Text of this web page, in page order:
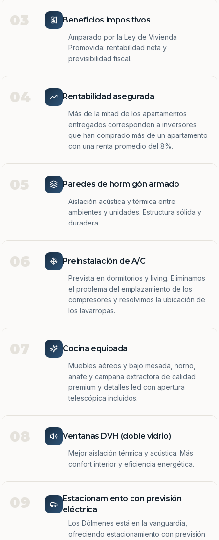
03 Beneficios impositivos
Amparado por la Ley de Vivienda
Promovida: rentabilidad neta y
previsibilidad fiscal.
04 Rentabilidad asegurada
Más de la mitad de los apartamentos
entregados corresponden a inversores
que han comprado más de un apartamento
con una renta promedio del 8%.
05 Paredes de hormigón armado
Aislación acústica y térmica entre
ambientes y unidades. Estructura sólida y
duradera.
06 Preinstalación de A/C
Prevista en dormitorios y living. Eliminamos
el problema del emplazamiento de los
compresores y resolvimos la ubicación de
los lavarropas.
07 Cocina equipada
Muebles aéreos y bajo mesada, horno,
anafe y campana extractora de calidad
premium y detalles led con apertura
telescópica incluidos.
08 Ventanas DVH (doble vidrio)
Mejor aislación térmica y acústica. Más
confort interior y eficiencia energética.
09
Estacionamiento con previsión
eléctrica
Los Dólmenes está en la vanguardia,
ofreciendo estacionamiento con previsión